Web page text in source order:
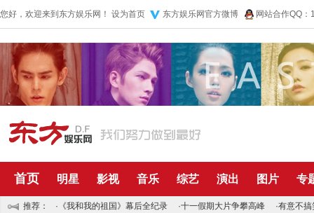
您好，欢迎来到东方娱乐网！ 设为首页 东方娱乐网官方微博 网站合作QQ
首页 明星 影视 音乐 综艺 演出 图片 专
推荐： · 《我和我的祖国》幕后全纪录 ·十一假期大片争攀高峰 ·有意不搞